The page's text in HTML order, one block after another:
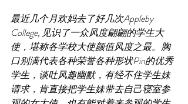
最近几个月欢妈去了好几次Appleby
College, 见识了一众风度翩翩的学生大
使，堪称各学校大使颜值风度之最。胸
口别满代表各种荣誉各种形状Pin的优秀
学生，谈吐风趣幽默，有经不住学生妹
请求，肯直接把学生妹带去自己寝室参